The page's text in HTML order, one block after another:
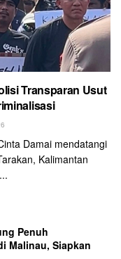
Transparan Usut
Damai mendatangi
Kalimantan
Penuh
Malinau, Siapkan